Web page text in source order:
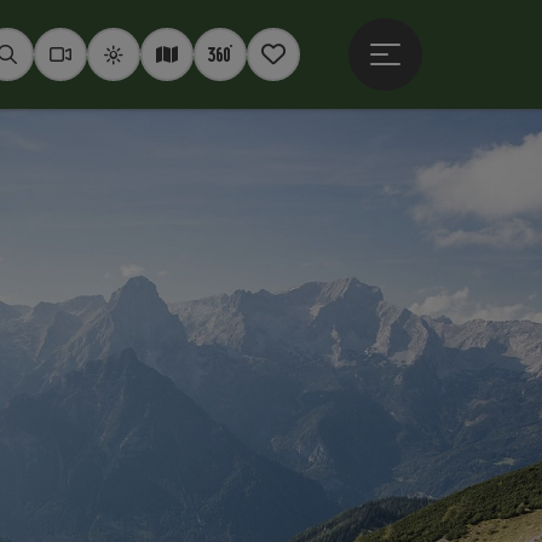
SuchenWebcams
WetterInteraktive Karte
360° Panoramen
Merkzettel